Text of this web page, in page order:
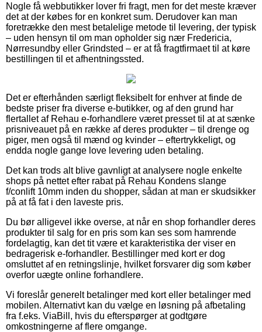
Nogle få webbutikker lover fri fragt, men for det meste kræver
det at der købes for en konkret sum. Derudover kan man
foretrække den mest betalelige metode til levering, der typisk
– uden hensyn til om man opholder sig nær Fredericia,
Nørresundby eller Grindsted – er at få fragtfirmaet til at køre
bestillingen til et afhentningssted.
Det er efterhånden særligt fleksibelt for enhver at finde de
bedste priser fra diverse e-butikker, og af den grund har
flertallet af Rehau e-forhandlere været presset til at at sænke
prisniveauet på en række af deres produkter – til drenge og
piger, men også til mænd og kvinder – eftertrykkeligt, og
endda nogle gange love levering uden betaling.
Det kan trods alt blive gavnligt at analysere nogle enkelte
shops på nettet efter rabat på Rehau Kondens slange
f/conlift 10mm inden du shopper, sådan at man er skudsikker
på at få fat i den laveste pris.
Du bør alligevel ikke overse, at når en shop forhandler deres
produkter til salg for en pris som kan ses som hamrende
fordelagtig, kan det tit være et karakteristika der viser en
bedragerisk e-forhandler. Bestillinger med kort er dog
omsluttet af en retningslinje, hvilket forsvarer dig som køber
overfor uægte online forhandlere.
Vi foreslår generelt betalinger med kort eller betalinger med
mobilen. Alternativt kan du vælge en løsning på afbetaling
fra f.eks. ViaBill, hvis du efterspørger at godtgøre
omkostningerne af flere omgange.